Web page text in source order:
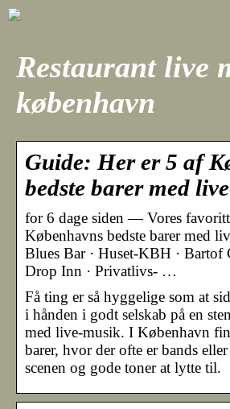
Restaurant live
københavn
Guide: Her er 5 af
bedste barer med
for 6 dage siden — Vores
Københavns bedste barer med
Blues Bar · Huset-KBH · Bartof
Drop Inn · Privatlivs- …
Få ting er så hyggelige som at
i hånden i godt selskab på en
med live-musik. I København
barer, hvor der ofte er bands
scenen og gode toner at lytte til.